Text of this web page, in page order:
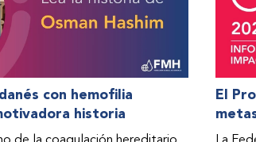
con hemofilia
historia
El